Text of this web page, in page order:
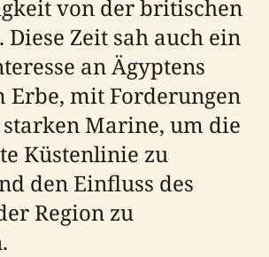
von der britischen
Zeit sah auch ein
an Ägyptens
mit Forderungen
Marine, um die
Küstenlinie zu
den Einfluss des
Region zu